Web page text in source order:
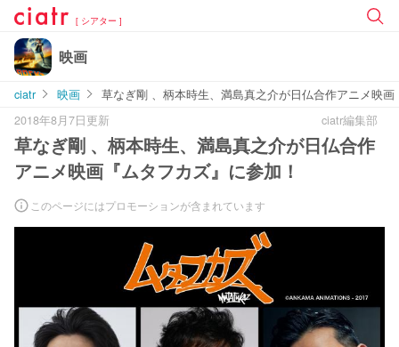
[ シアター ]
映画
ciatr 映画
草なぎ剛 、柄本時生、満島真之介が日仏合作アニメ映
2018年8月7日更新
ciatr編集部
草なぎ剛 、柄本時生、満島真之介が日仏合作
アニメ映画『ムタフカズ』に参加！
このページにはプロモーションが含まれています